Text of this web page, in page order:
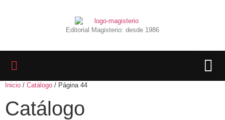
Editorial Magisterio: desde 1986
Inicio / Catálogo / Página 44
Catálogo